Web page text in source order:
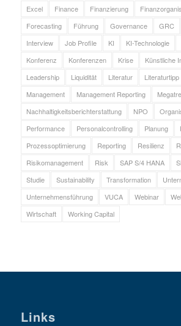
Excel Finance Finanzierung
Forecasting
Führung Governance GRC
Interview
Job Profile KI KI-Technologie
Konferenz
Konferenzen Krise
Künstliche
Leadership
Liquidität Literatur Literaturtipp
Management
Management Reporting
Nachhaltigkeitsberichterstattung
NPO
Performance
Personalcontrolling Planung
Prozessoptimierung
Reporting Resilienz
Risikomanagement
Risk SAP S/4 HANA
Studie
Sustainability Transformation
Unternehmensführung
VUCA Webinar
Wirtschaft
Working Capital
Links